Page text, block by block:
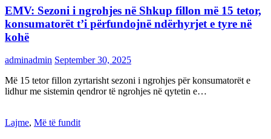
EMV: Sezoni i ngrohjes në Shkup fillon më 15 tetor,
konsumatorët t’i përfundojnë ndërhyrjet e tyre në
kohë
adminadmin September 30, 2025
Më 15 tetor fillon zyrtarisht sezoni i ngrohjes për konsumatorët e
lidhur me sistemin qendror të ngrohjes në qytetin e…
Lajme, Më të fundit